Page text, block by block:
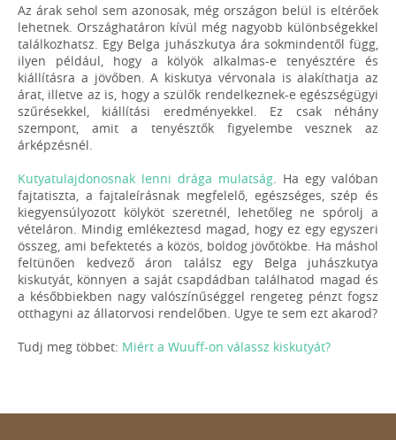
Az árak sehol sem azonosak, még országon belül is eltérőek
lehetnek. Országhatáron kívül még nagyobb különbségekkel
találkozhatsz. Egy Belga juhászkutya ára sokmindentől függ,
ilyen például, hogy a kölyök alkalmas-e tenyésztére és
kiállításra a jövőben. A kiskutya vérvonala is alakíthatja az
árat, illetve az is, hogy a szülők rendelkeznek-e egészségügyi
szűrésekkel, kiállítási eredményekkel. Ez csak néhány
szempont, amit a tenyésztők figyelembe vesznek az
árképzésnél.
Kutyatulajdonosnak lenni drága mulatság. Ha egy valóban
fajtatiszta, a fajtaleírásnak megfelelő, egészséges, szép és
kiegyensúlyozott kölyköt szeretnél, lehetőleg ne spórolj a
vételáron. Mindig emlékeztesd magad, hogy ez egy egyszeri
összeg, ami befektetés a közös, boldog jövőtökbe. Ha máshol
feltünően kedvező áron találsz egy Belga juhászkutya
kiskutyát, könnyen a saját csapdádban találhatod magad és
a későbbiekben nagy valószínűséggel rengeteg pénzt fogsz
otthagyni az állatorvosi rendelőben. Ugye te sem ezt akarod?
Tudj meg többet: Miért a Wuuff-on válassz kiskutyát?